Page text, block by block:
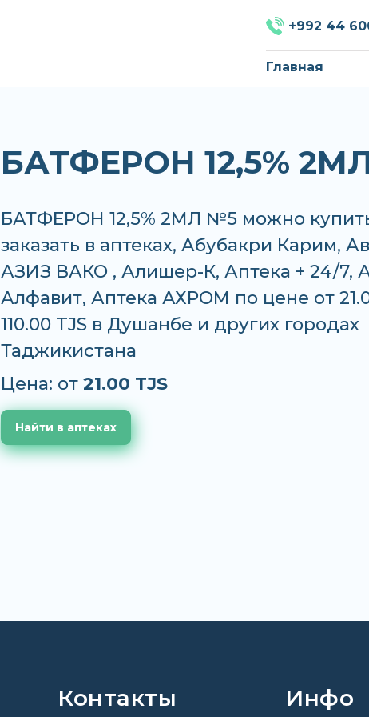
+992 44
Главная
БАТФЕРОН 12,5%
БАТФЕРОН 12,5% 2МЛ №5 можно
заказать в аптеках, Абубакри Карим,
АЗИЗ ВАКО , Алишер-К, Аптека + 24/7,
Алфавит, Аптека АХРОМ по цене от
110.00 TJS в Душанбе и других городах
Таджикистана
Цена: от 21.00 TJS
Найти в аптеках
Контакты Инфо